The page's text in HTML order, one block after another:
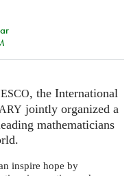
, the International
jointly organized a
mathematicians
inspire hope by